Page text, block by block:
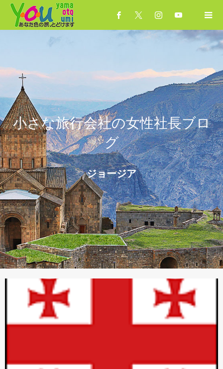
小さな旅行会社の女性社長ブロ
グ
ジョージア